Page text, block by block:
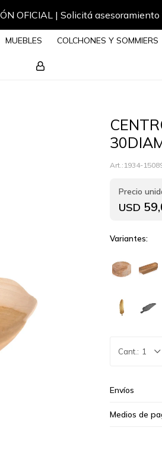
OFICIAL | Solicitá
MUEBLES COLCHONES Y SOMMIERS
1934-
USD
Variantes:
1
Envíos
Medios de